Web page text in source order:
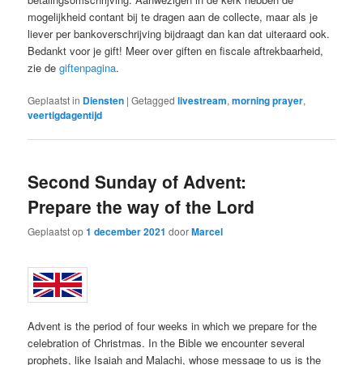
mogelijkheid contant bij te dragen aan de collecte, maar als je
liever per bankoverschrijving bijdraagt dan kan dat uiteraard ook.
Bedankt voor je gift! Meer over giften en fiscale aftrekbaarheid,
zie degiftenpagina.
Geplaatst in Diensten |Getagged livestream,morning prayer,
veertigdagentijd
Second Sunday of Advent:
Prepare the way of the Lord
Geplaatst op1 december 2021 doorMarcel
Advent is the period of four weeks in which we prepare for the
celebration of Christmas. In the Bible we encounter several
prophets, like Isaiah and Malachi, whose message to us is the